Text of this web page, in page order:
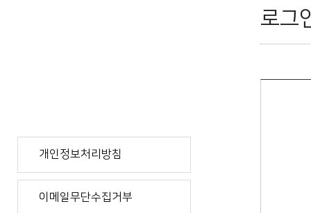
개인정보처리방침
이메일무단수집거부
로그